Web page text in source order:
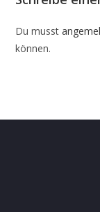
Du musst
können.